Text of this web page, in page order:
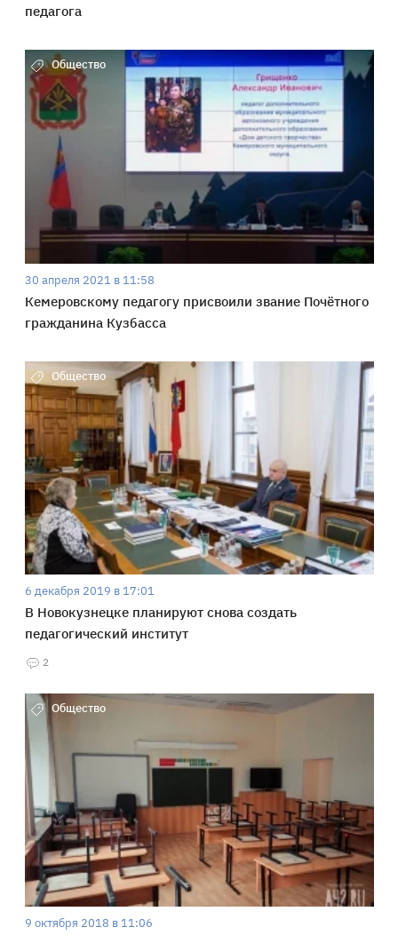
педагога
Общество
30 апреля 2021 в 11:58
Кемеровскому педагогу присвоили звание Почётного
гражданина Кузбасса
Общество
6 декабря 2019 в 17:01
В Новокузнецке планируют снова создать
педагогический институт
2
Общество
9 октября 2018 в 11:06